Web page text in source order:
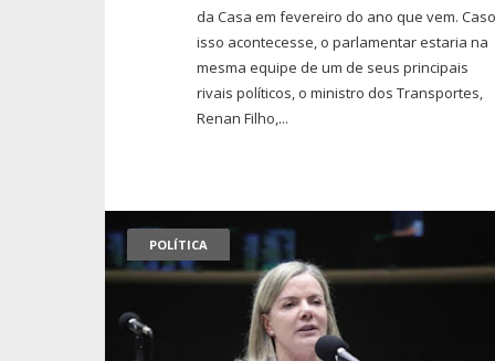
da Casa em fevereiro do ano que vem.
isso acontecesse, o parlamentar estaria na
mesma equipe de um de seus principais
rivais políticos, o ministro dos Transportes,
Renan Filho,...
POLÍTICA